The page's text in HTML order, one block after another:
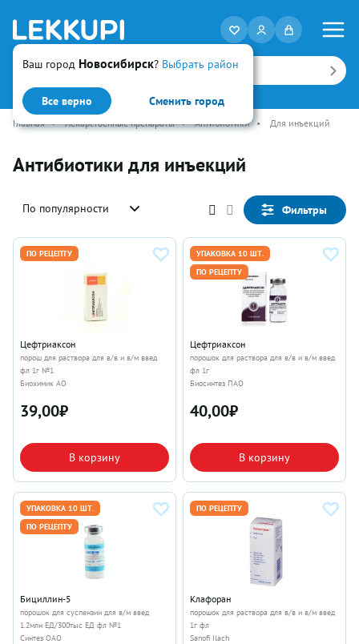
Ваш город Новосибирск? Выбрать район
Все верно Сменить город
Искать
Главная • Лекарственные препараты • Антибиотики • Для инъекций
Антибиотики для инъекций
По популярности Фильтры
ПО РЕЦЕПТУ
Цефтриаксон
порош для раствора для в/в и в/м введ
фл 1г №1
Биохимик АО
39,00₽
В корзину
УПАКОВКА 10 ШТ.
ПО РЕЦЕПТУ
Цефтриаксон
порошок для раствора для в/в и в/м введ
фл 1г
Биосинтез ПАО
40,00₽
В корзину
УПАКОВКА 10 ШТ.
ПО РЕЦЕПТУ
Бициллин-5
порошок для суспензии для в/м введ
1.2млн ЕД/300тыс ЕД фл №1
Синтез ОАО
ПО РЕЦЕПТУ
Клафоран
порошок для раствора для в/в и в/м введ
1г фл
Sanofi Ilach